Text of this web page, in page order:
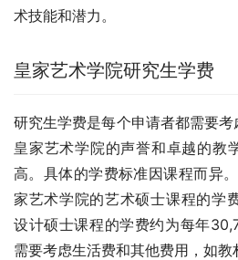
术技能和潜力。
皇家艺术学院研究生学费
研究生学费是每个申请者都需要
皇家艺术学院的声誉和卓越的教
高。具体的学费标准因课程而异
家艺术学院的艺术硕士课程的学
设计硕士课程的学费约为每年
需要考虑生活费和其他费用，如教